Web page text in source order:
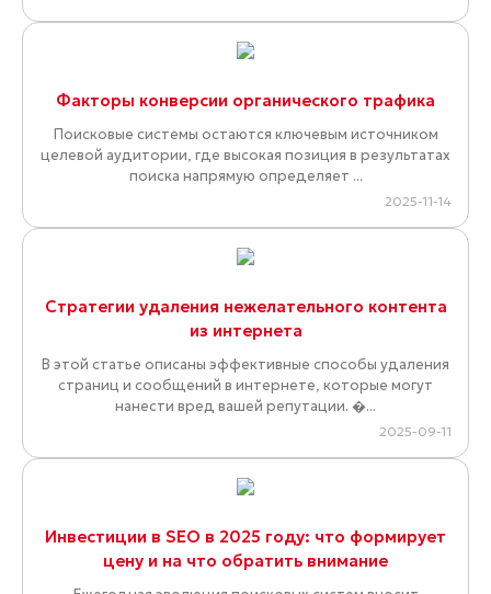
Факторы конверсии органического трафика
Поисковые системы остаются ключевым источником
целевой аудитории, где высокая позиция в результатах
поиска напрямую определяет ...
2025-11-14
Стратегии удаления нежелательного контента
из интернета
В этой статье описаны эффективные способы удаления
страниц и сообщений в интернете, которые могут
нанести вред вашей репутации. �...
2025-09-11
Инвестиции в SEO в 2025 году: что формирует
цену и на что обратить внимание